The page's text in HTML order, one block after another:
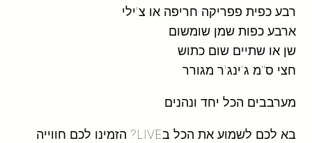
רבע כפית פפריקה חריפה או צ'ילי
ארבע כפות שמן שומשום
שן או שתיים שום כתוש
חצי ס"מ ג'ינג'ר מגורר
מערבבים הכל יחד ונהנים
בא לכם לשמוע את הכל בLIVE? הזמינו לכם חווייה